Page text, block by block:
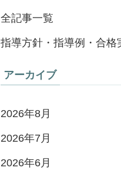
全記事一覧
指導方針・指導例・合格
アーカイブ
2026年8月
2026年7月
2026年6月